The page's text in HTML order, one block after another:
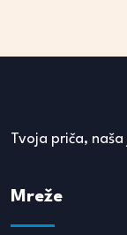
Tvoja priča,
Mreže